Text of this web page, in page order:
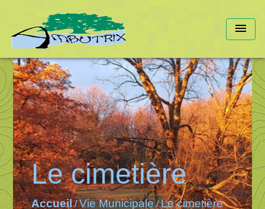
menu
Le cimetière
Accueil/Vie Municipale/Le cimetière